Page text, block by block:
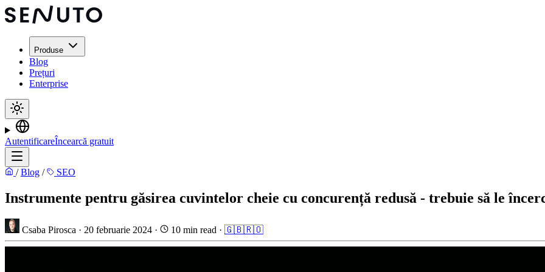
Produse
Blog
Prețuri
Enterprise
AutentificareÎncearcă gratuit
/ Blog / SEO
Instrumente pentru găsirea cuvintelor cheie cu concurență redusă - trebuie să le
Csaba Pirosca · 20 februarie 2024 · 10 min read · 🇬🇧🇷🇴